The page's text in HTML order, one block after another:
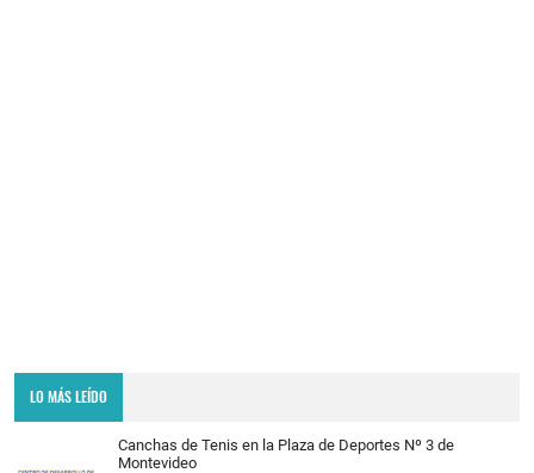
LO MÁS LEÍDO
Canchas de Tenis en la Plaza de Deportes Nº 3 de
Montevideo